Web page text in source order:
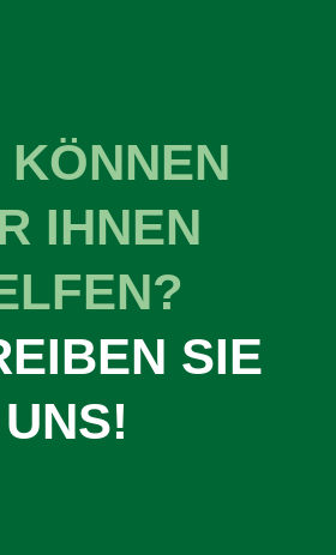
IHNEN
SIE
UNS!